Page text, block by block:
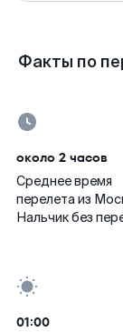
Факты по
около 2 часов
Среднее время
перелета из
Нальчик без
01:00